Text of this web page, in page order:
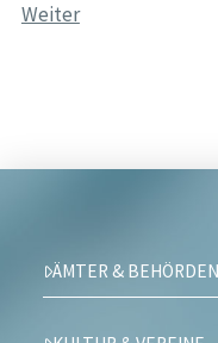
Weiter
ÄMTER &